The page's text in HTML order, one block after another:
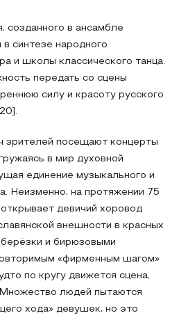
созданного в ансамбле
синтезе народного
и школы классического танца.
передать со сцены
силу и красоту русского
зрителей посещают концерты
в мир духовной
единение музыкального и
Неизменно, на протяжении 75
девичий хоровод
внешности в красных
и бирюзовыми
«фирменным шагом»
по кругу движется сцена,
людей пытаются
хода» девушек, но это